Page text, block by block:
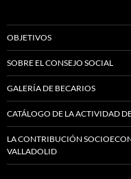
OBJETIVOS
SOBRE EL CONSEJO SOCIAL
GALERÍA DE BECARIOS
CATÁLOGO DE LA ACTIVIDAD
LA CONTRIBUCIÓN
VALLADOLID